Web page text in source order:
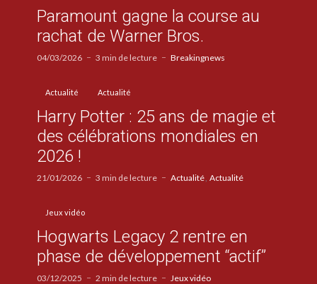
Paramount gagne la course au
rachat de Warner Bros.
04/03/2026 3 min de lecture Breakingnews
Actualité Actualité
Harry Potter : 25 ans de magie et
des célébrations mondiales en
2026 !
21/01/2026 3 min de lecture Actualité Actualité
Jeux vidéo
Hogwarts Legacy 2 rentre en
phase de développement “actif”
03/12/2025 2 min de lecture Jeux vidéo